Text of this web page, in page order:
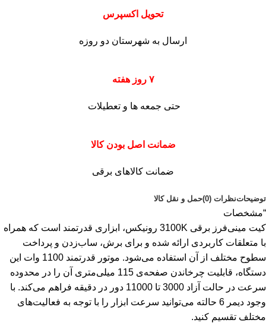
تحویل اکسپرس
ارسال به شهرستان دو روزه
۷ روز هفته
حتی جمعه ها و تعطیلات
ضمانت اصل بودن کالا
ضمانت کالاهای برقی
توضیحاتنظرات (0) حمل و نقل کالا
“مشخصات
کیت مینی‌فرز برقی 3100K رونیکس، ابزاری قدرتمند است که همراه
با متعلقات کاربردی ارائه شده و برای برش، ساب‌زدن و پرداخت
سطوح مختلف از آن استفاده می‌شود. موتور قدرتمند 1100 وات این
دستگاه، قابلیت چرخاندن صفحه‌ی 115 میلی‌متری آن را در محدوده‌
سرعت در حالت آزاد 3000 تا 11000 دور در دقیقه فراهم می‌کند. با
وجود دیمر 6 حالته می‌توانید سرعت ابزار را با توجه به فعالیت‌های
مختلف تقسیم کنید.